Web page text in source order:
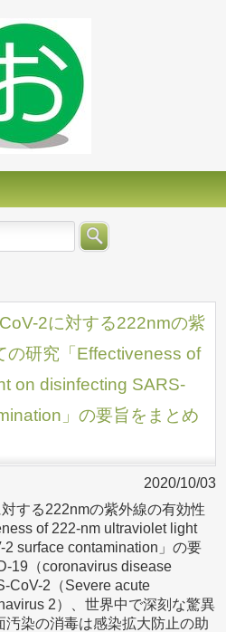
2に対する222nmの紫
の研究「Effectiveness of
on disinfecting SARS-
」の要旨をまとめ
2020/10/03
する222nmの紫外線の有効性
of 222-nm ultraviolet light
surface contamination」の要
19（coronavirus disease
CoV-2（Severe acute
2）、世界中で深刻な驚異
染の消毒は感染拡大防止の助